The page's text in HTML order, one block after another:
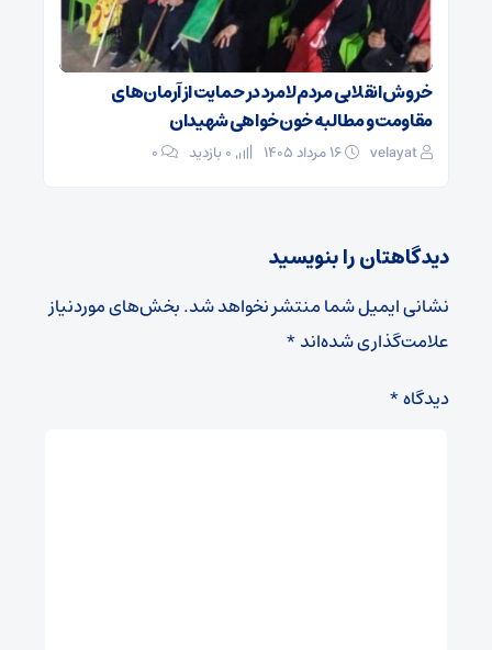
خروش انقلابی مردم لامرد در حمایت از آرمان‌های
مقاومت و مطالبه خون‌خواهی شهیدان
velayat ۰
دیدگاهتان را بنویسید
نشانی ایمیل شما منتشر نخواهد شد.بخش‌های موردنیاز
علامت‌گذاری شده‌اند*
دیدگاه*